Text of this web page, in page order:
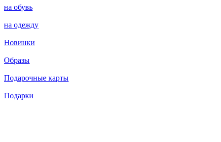
на обувь
на одежду
Новинки
Образы
Подарочные карты
Подарки